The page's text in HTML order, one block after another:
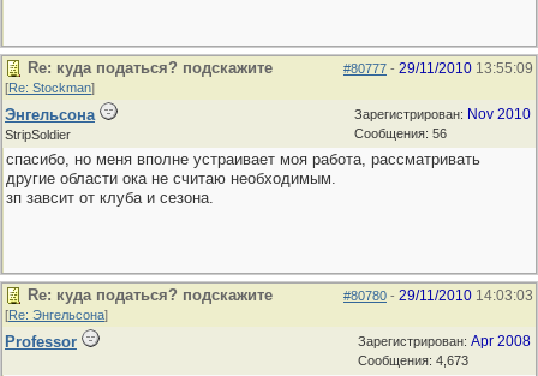
#80777 - 29/11/2010 13:55:09
Re: куда податься? подскажите
[Re: Stockman]
Зарегистрирован: Nov 2010
Сообщения: 56
Энгельсона
StripSoldier
спасибо, но меня вполне устраивает моя работа, рассматривать
другие области ока не считаю необходимым.
зп завсит от клуба и сезона.
#80780 - 29/11/2010 14:03:03
Re: куда податься? подскажите
[Re: Энгельсона]
Зарегистрирован: Apr 2008
Сообщения: 4,673
Professor